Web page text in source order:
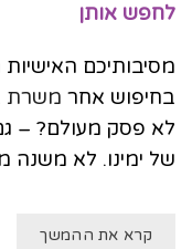
לחפש אותן
מסיבותיכם
בחיפוש אחר משרת
לא פסק מעולם? –
של ימינו. לא משנה
קרא את ההמשך